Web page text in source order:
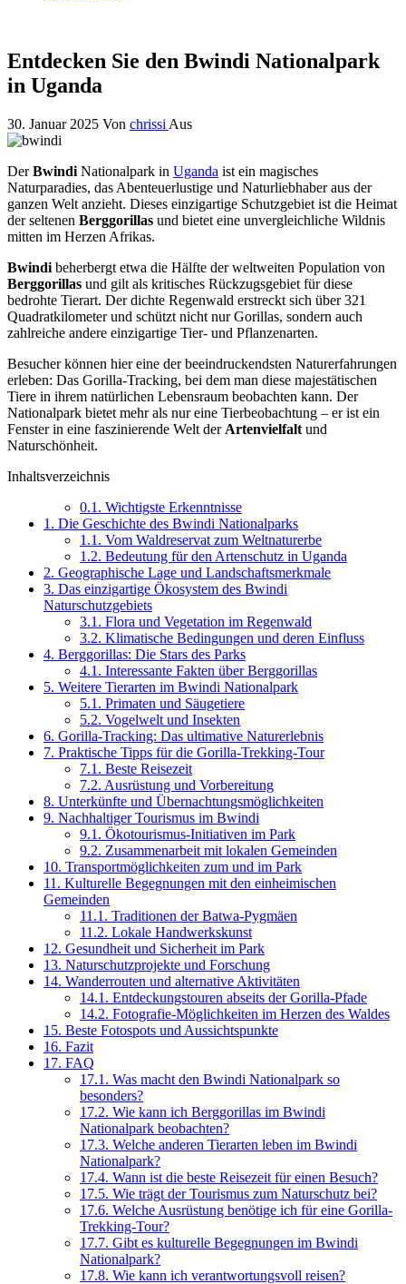
Entdecken Sie den Bwindi Nationalpark
in Uganda
30. Januar 2025 Von chrissi Aus
DerBwindi Nationalpark in Uganda ist ein magisches
Naturparadies, das Abenteuerlustige und Naturliebhaber aus der
ganzen Welt anzieht. Dieses einzigartige Schutzgebiet ist die Heimat
der seltenen Berggorillas und bietet eine unvergleichliche Wildnis
mitten im Herzen Afrikas.
Bwindi beherbergt etwa die Hälfte der weltweiten Population von
Berggorillas und gilt als kritisches Rückzugsgebiet für diese
bedrohte Tierart. Der dichte Regenwald erstreckt sich über 321
Quadratkilometer und schützt nicht nur Gorillas, sondern auch
zahlreiche andere einzigartige Tier- und Pflanzenarten.
Besucher können hier eine der beeindruckendsten Naturerfahrungen
erleben: Das Gorilla-Tracking, bei dem man diese majestätischen
Tiere in ihrem natürlichen Lebensraum beobachten kann. Der
Nationalpark bietet mehr als nur eine Tierbeobachtung – er ist ein
Fenster in eine faszinierende Welt der Artenvielfalt und
Naturschönheit.
Inhaltsverzeichnis
0.1. Wichtigste Erkenntnisse
1. Die Geschichte des Bwindi Nationalparks
1.1. Vom Waldreservat zum Weltnaturerbe
1.2. Bedeutung für den Artenschutz in Uganda
2. Geographische Lage und Landschaftsmerkmale
3. Das einzigartige Ökosystem des Bwindi
Naturschutzgebiets
3.1. Flora und Vegetation im Regenwald
3.2. Klimatische Bedingungen und deren Einfluss
4. Berggorillas: Die Stars des Parks
4.1. Interessante Fakten über Berggorillas
5. Weitere Tierarten im Bwindi Nationalpark
5.1. Primaten und Säugetiere
5.2. Vogelwelt und Insekten
6. Gorilla-Tracking: Das ultimative Naturerlebnis
7. Praktische Tipps für die Gorilla-Trekking-Tour
7.1. Beste Reisezeit
7.2. Ausrüstung und Vorbereitung
8. Unterkünfte und Übernachtungsmöglichkeiten
9. Nachhaltiger Tourismus im Bwindi
9.1. Ökotourismus-Initiativen im Park
9.2. Zusammenarbeit mit lokalen Gemeinden
10. Transportmöglichkeiten zum und im Park
11. Kulturelle Begegnungen mit den einheimischen
Gemeinden
11.1. Traditionen der Batwa-Pygmäen
11.2. Lokale Handwerkskunst
12. Gesundheit und Sicherheit im Park
13. Naturschutzprojekte und Forschung
14. Wanderrouten und alternative Aktivitäten
14.1. Entdeckungstouren abseits der Gorilla-Pfade
14.2. Fotografie-Möglichkeiten im Herzen des Waldes
15. Beste Fotospots und Aussichtspunkte
16. Fazit
17. FAQ
17.1. Was macht den Bwindi Nationalpark so
besonders?
17.2. Wie kann ich Berggorillas im Bwindi
Nationalpark beobachten?
17.3. Welche anderen Tierarten leben im Bwindi
Nationalpark?
17.4. Wann ist die beste Reisezeit für einen Besuch?
17.5. Wie trägt der Tourismus zum Naturschutz bei?
17.6. Welche Ausrüstung benötige ich für eine Gorilla-
Trekking-Tour?
17.7. Gibt es kulturelle Begegnungen im Bwindi
Nationalpark?
17.8. Wie kann ich verantwortungsvoll reisen?